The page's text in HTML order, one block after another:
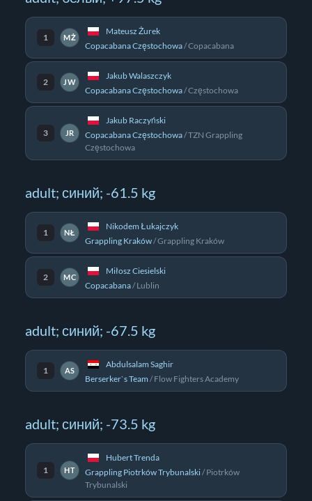
1 MŻ
Mateusz Żurek
Copacabana Częstochowa/Copacabana
2 JW
Jakub Walaszczyk
Copacabana Częstochowa/Częstochowa
3 JR
Jakub Raczyński
Copacabana Częstochowa/TZN Grappling
Częstochowa
adult; синий; -61.5 kg
1 NŁ
Nikodem Łukajczyk
Grappling Kraków/Grappling Kraków
2 MC
Miłosz Ciesielski
Copacabana/Lublin
adult; синий; -67.5 kg
1 AS
Abdulsalam Saghir
Berserker`s Team /Flow Fighters Academy
adult; синий; -73.5 kg
1 HT
Hubert Trenda
Grappling Piotrków Trybunalski/Piotrków
Trybunalski